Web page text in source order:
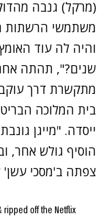
(מרקל) גנבה
משתמשי הרשתות
והיה לה עוד
שנים?", תהתה
מתקשרת דרך
ייסדה. "מייגן
הוסיף גולש אחר,
צפתה ב'מסכי עשן'
ripped off the Netflix